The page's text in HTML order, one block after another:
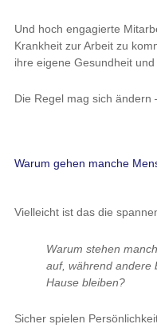
Und hoch engagierte
Krankheit zur Arbeit zu
ihre eigene Gesundheit
Die Regel mag sich ändern
Warum gehen manche
Vielleicht ist das die
Warum stehen
auf, während andere
Hause bleiben?
Sicher spielen